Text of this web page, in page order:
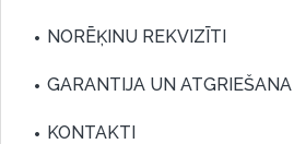
NORĒĶINU REKVIZĪTI
GARANTIJA UN ATGRIEŠANA
KONTAKTI